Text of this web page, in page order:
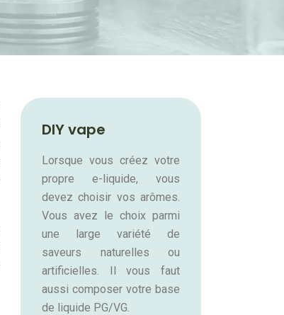
DIY vape
Lorsque vous créez votre
propre e-liquide, vous
devez choisir vos arômes.
Vous avez le choix parmi
une large variété de
saveurs naturelles ou
artificielles. Il vous faut
aussi composer votre base
de liquide PG/VG.